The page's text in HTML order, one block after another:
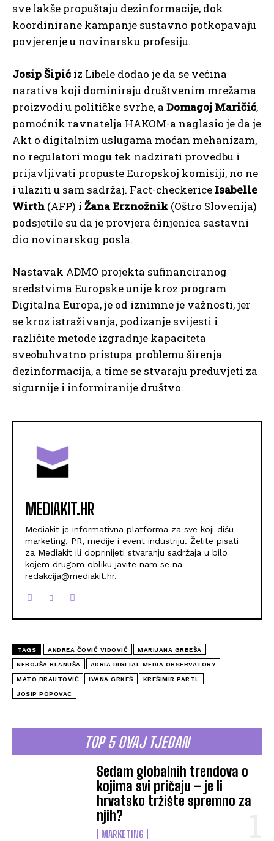
sve lakše propuštaju dezinformacije, dok
koordinirane kampanje sustavno potkopavaju
povjerenje u novinarsku profesiju.
Josip Šipić iz Libele dodao je da se većina
narativa koji dominiraju društvenim mrežama
proizvodi u političke svrhe, a Domagoj Maričić,
pomoćnik ravnatelja HAKOM-a naglasio je da je
Akt o digitalnim uslugama moćan mehanizam,
no regulatori mogu tek nadzirati provedbu i
prijavljivati propuste Europskoj komisiji, no ne
i ulaziti u sam sadržaj. Fact-checkerice Isabelle
Wirth (AFP) i Žana Erznožnik (Oštro Slovenija)
podsjetile su da je provjera činjenica sastavni
dio novinarskog posla.
Nastavak ADMO projekta sufinanciranog
sredstvima Europske unije kroz program
Digitalna Europa, je od iznimne je važnosti, jer
se kroz istraživanja, podizanje svijesti i
različite metode izgradnje kapaciteta
sveobuhvatno pristupa problemu širenja
dezinformacija, a time se stvaraju preduvjeti za
sigurnije i informiranije društvo.
MEDIAKIT.HR
Mediakit je informativna platforma za sve koji dišu
marketing, PR, medije i event industriju. Želite pisati
za Mediakit ili doprinijeti stvaranju sadržaja u bilo
kojem drugom obliku javite nam se na
redakcija@mediakit.hr.
TAGS ANDREA ČOVIĆ VIDOVIĆ MARIJANA GRBEŠA
NEBOJŠA BLANUŠA ADRIA DIGITAL MEDIA OBSERVATORY
MATO BRAUTOVIĆ IVANA GRKEŠ KREŠIMIR PARTL
JOSIP POPOVAC
TOP 5 OVAJ TJEDAN
Sedam globalnih trendova o
kojima svi pričaju – je li
hrvatsko tržište spremno za
njih?
MARKETING